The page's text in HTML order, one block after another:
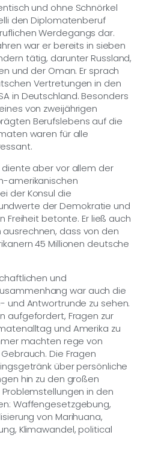
und ohne Schnörkel
den Diplomatenberuf
Werdegangs dar.
war er bereits in sieben
tätig, darunter Russland,
und der Oman. Er sprach
Vertretungen in den
in Deutschland. Besonders
von zweijährigen
Berufslebens auf die
waren für alle
aber vor allem der
amerikanischen
der Konsul die
der Demokratie und
Freiheit betonte. Er ließ auch
dass von den
45 Millionen deutsche
und
war auch die
und Antwortrunde zu sehen.
aufgefordert, Fragen zur
und Amerika zu
machten rege von
Die Fragen
über persönliche
hin zu den großen
in den
Waffengesetzgebung,
von Marihuana,
Klimawandel, political